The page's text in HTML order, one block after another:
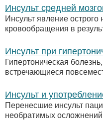
Инсульт средней
Инсульт явление
кровообращения в
Инсульт при
Гипертоническая
встречающиеся
Инсульт и
Перенесшие инсульт
необратимых